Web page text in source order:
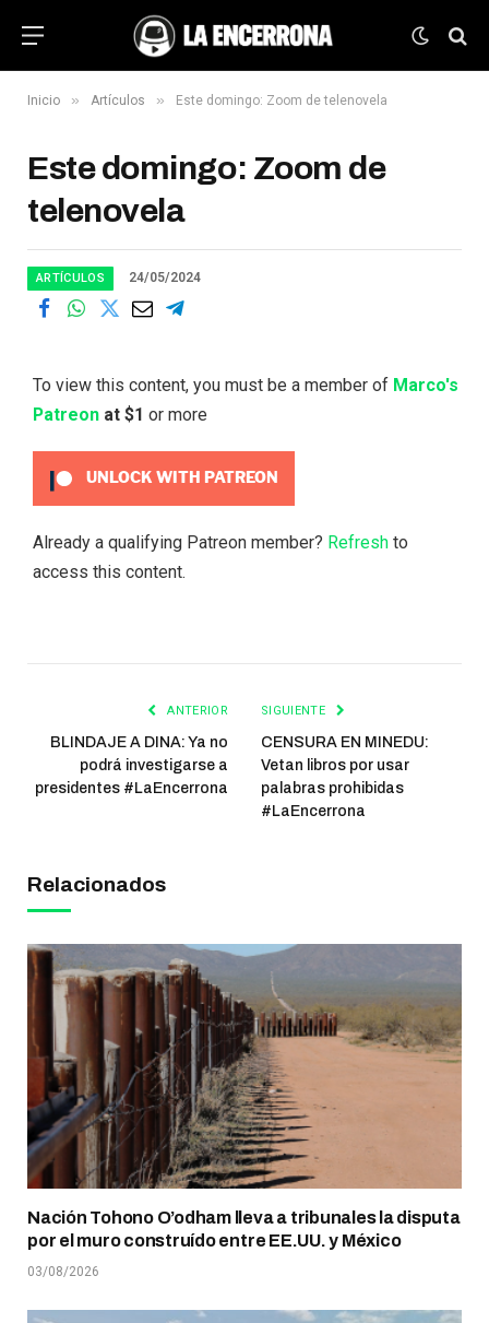
Inicio » Artículos » Este domingo: Zoom de telenovela
Este domingo: Zoom de
telenovela
ARTÍCULOS 24/05/2024
To view this content, you must be a member of Marco's
Patreon at $1 or more
UNLOCK WITH PATREON
Already a qualifying Patreon member? Refresh to
access this content.
ANTERIOR
BLINDAJE A DINA: Ya no
podrá investigarse a
presidentes #LaEncerrona
SIGUIENTE
CENSURA EN MINEDU:
Vetan libros por usar
palabras prohibidas
#LaEncerrona
Relacionados
Nación Tohono O’odham lleva a tribunales la disputa
por el muro construído entre EE.UU. y México
03/08/2026